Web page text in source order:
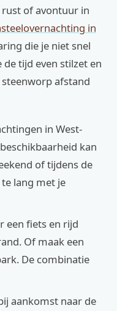
of avontuur in
in
die je niet snel
de tijd even stilzet en
afstand
in West-
kan
of tijdens de
lang met je
een fiets en rijd
Of maak een
De combinatie
aankomst naar de